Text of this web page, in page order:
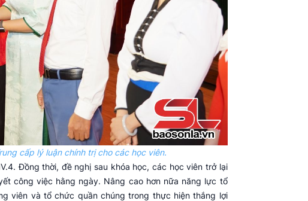
cấp lý luận chính trị cho các học viên.
Đồng thời, đề nghị sau khóa học, các học viên trở lại
công việc hằng ngày. Nâng cao hơn nữa năng lực tổ
viên và tổ chức quần chúng trong thực hiện thắng lợi